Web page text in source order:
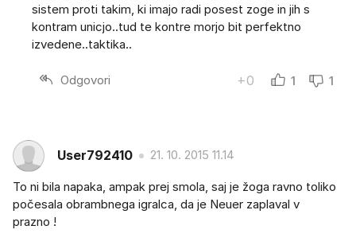
sistem proti takim, ki imajo radi posest zoge in jih s
kontram unicjo..tud te kontre morjo bit perfektno
izvedene..taktika..
Odgovori +0 1 1
User792410 21. 10. 2015 11.14
To ni bila napaka, ampak prej smola, saj je žoga ravno toliko
počesala obrambnega igralca, da je Neuer zaplaval v
prazno !